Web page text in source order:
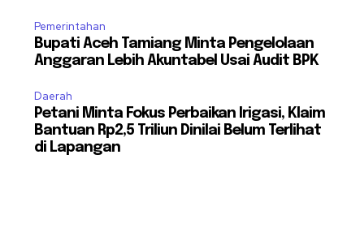
Pemerintahan
Bupati Aceh Tamiang Minta Pengelolaan
Anggaran Lebih Akuntabel Usai Audit BPK
Daerah
Petani Minta Fokus Perbaikan Irigasi, Klaim
Bantuan Rp2,5 Triliun Dinilai Belum Terlihat
di Lapangan